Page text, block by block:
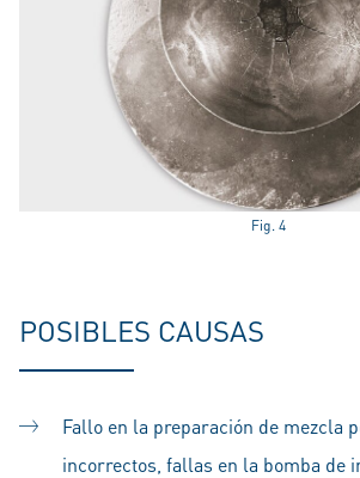
Fig. 4
POSIBLES CAUSAS
Fallo en la preparación de mezcla
incorrectos, fallas en la bomba de